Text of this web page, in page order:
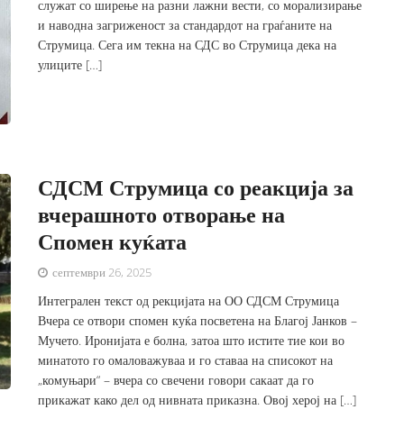
служат со ширење на разни лажни вести, со морализирање
и наводна загриженост за стандардот на граѓаните на
Струмица. Сега им текна на СДС во Струмица дека на
улиците […]
СДСМ Струмица со реакција за
вчерашното отворање на
Спомен куќата
септември 26, 2025
Интегрален текст од рекцијата на ОО СДСМ Струмица
Вчера се отвори спомен куќа посветена на Благој Јанков –
Мучето. Иронијата е болна, затоа што истите тие кои во
минатото го омаловажуваа и го ставаа на списокот на
„комуњари“ – вчера со свечени говори сакаат да го
прикажат како дел од нивната приказна. Овој херој на […]